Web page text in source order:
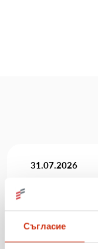
Съгласие
31.07.2026
„Мобилен
посети три
Виж повече